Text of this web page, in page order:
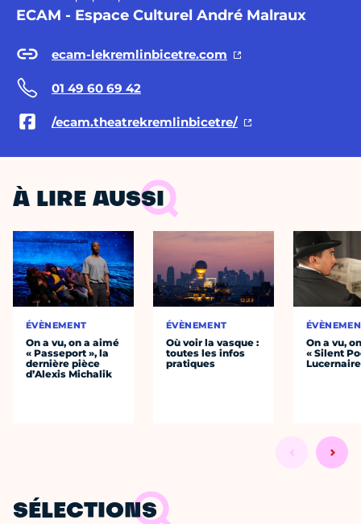
ECAM - Espace Culturel André Malraux
ecam-lekremlinbicetre.com
01 49 60 69 42
/ecam.theatrekremlinbicetre/
À LIRE AUSSI
ÉVÈNEMENT
On a vu, on a aimé
« Passeport », la
dernière pièce
d’Alexis Michalik
ÉVÈNEMENT
Où voir la vasque :
toutes les infos
pratiques
On a vu,
« Silent
Lucernaire
SÉLECTIONS